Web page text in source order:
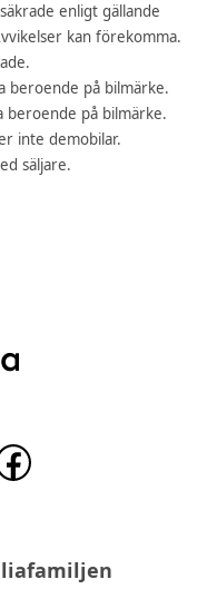
enligt gällande
kan förekomma.
beroende på bilmärke.
beroende på bilmärke.
inte demobilar.
säljare.